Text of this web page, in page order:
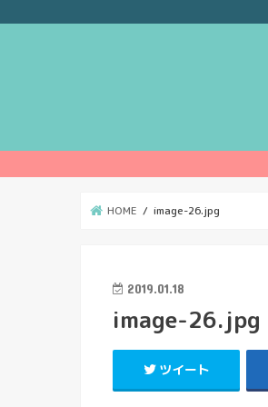
HOME image-26.jpg
2019.01.18
image-26.jpg
ツイート